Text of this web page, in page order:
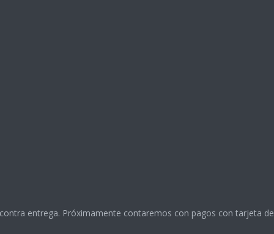
entrega. Próximamente contaremos con pagos con tarjeta